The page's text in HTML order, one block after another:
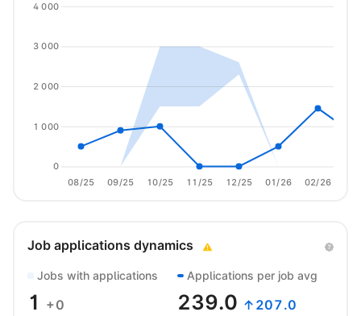
08/25 09/25 10/25 11/25 12/25 01/26 02/26
0
1 000
2 000
3 000
4 000
Job applications dynamics
Jobs with applications
1 +0
Applications per job avg
239.0 ↑207.0